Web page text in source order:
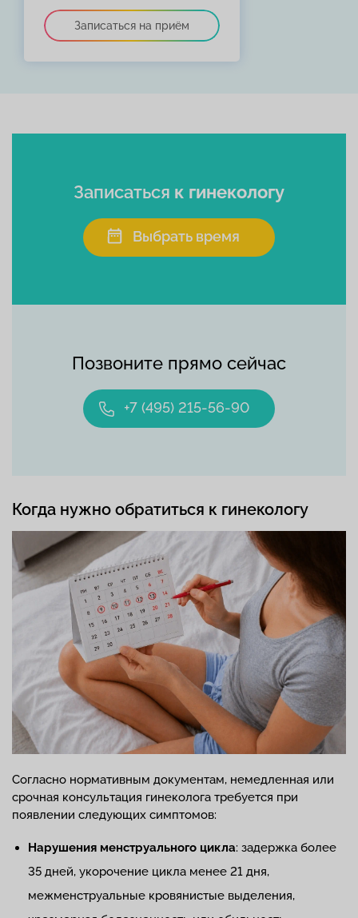
Позвоните прямо сейчас
+7 (495) 215-56-90
Записаться к гинекологу
Выбрать время
Когда нужно обратиться к гинекологу
Согласно нормативным документам, немедленная или
срочная консультация гинеколога требуется при
появлении следующих симптомов:
Нарушения менструального цикла: задержка более
35 дней, укорочение цикла менее 21 дня,
межменструальные кровянистые выделения,